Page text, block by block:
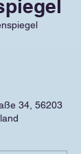
34, 56203